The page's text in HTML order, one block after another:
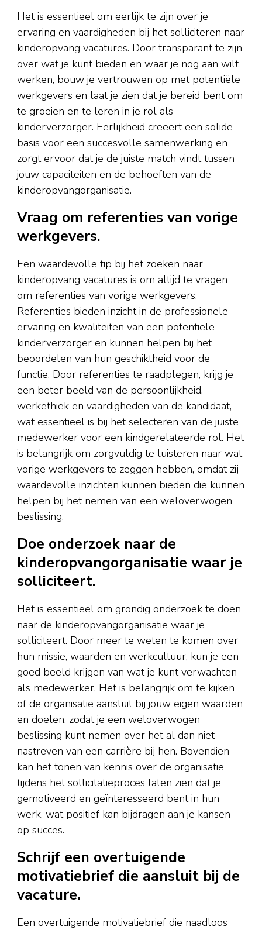
Het is essentieel om eerlijk te zijn over je
ervaring en vaardigheden bij het solliciteren naar
kinderopvang vacatures. Door transparant te zijn
over wat je kunt bieden en waar je nog aan wilt
werken, bouw je vertrouwen op met potentiële
werkgevers en laat je zien dat je bereid bent om
te groeien en te leren in je rol als
kinderverzorger. Eerlijkheid creëert een solide
basis voor een succesvolle samenwerking en
zorgt ervoor dat je de juiste match vindt tussen
jouw capaciteiten en de behoeften van de
kinderopvangorganisatie.
Vraag om referenties van vorige
werkgevers.
Een waardevolle tip bij het zoeken naar
kinderopvang vacatures is om altijd te vragen
om referenties van vorige werkgevers.
Referenties bieden inzicht in de professionele
ervaring en kwaliteiten van een potentiële
kinderverzorger en kunnen helpen bij het
beoordelen van hun geschiktheid voor de
functie. Door referenties te raadplegen, krijg je
een beter beeld van de persoonlijkheid,
werkethiek en vaardigheden van de kandidaat,
wat essentieel is bij het selecteren van de juiste
medewerker voor een kindgerelateerde rol. Het
is belangrijk om zorgvuldig te luisteren naar wat
vorige werkgevers te zeggen hebben, omdat zij
waardevolle inzichten kunnen bieden die kunnen
helpen bij het nemen van een weloverwogen
beslissing.
Doe onderzoek naar de
kinderopvangorganisatie waar je
solliciteert.
Het is essentieel om grondig onderzoek te doen
naar de kinderopvangorganisatie waar je
solliciteert. Door meer te weten te komen over
hun missie, waarden en werkcultuur, kun je een
goed beeld krijgen van wat je kunt verwachten
als medewerker. Het is belangrijk om te kijken
of de organisatie aansluit bij jouw eigen waarden
en doelen, zodat je een weloverwogen
beslissing kunt nemen over het al dan niet
nastreven van een carrière bij hen. Bovendien
kan het tonen van kennis over de organisatie
tijdens het sollicitatieproces laten zien dat je
gemotiveerd en geïnteresseerd bent in hun
werk, wat positief kan bijdragen aan je kansen
op succes.
Schrijf een overtuigende
motivatiebrief die aansluit bij de
vacature.
Een overtuigende motivatiebrief die naadloos